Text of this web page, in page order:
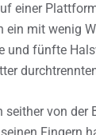
einer
ein mit wenig
und fünfte
seither von der